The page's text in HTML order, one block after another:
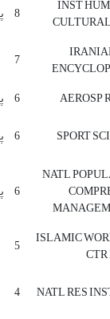
INST
8
7
AEROSP
6
SPORT
6
NATL
6
ISLAMIC
5
NATL RES
4